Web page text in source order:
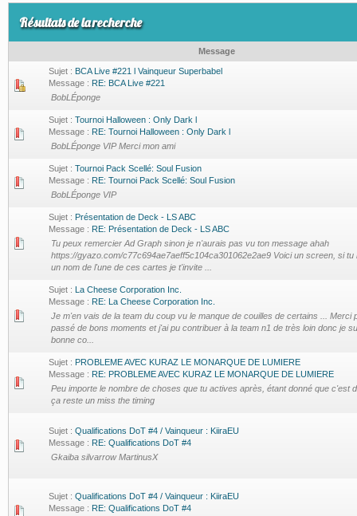
Résultats de la recherche
Message
Sujet : BCA Live #221 l Vainqueur Superbabel
Message : RE: BCA Live #221
BobLÉponge
Sujet : Tournoi Halloween : Only Dark l
Message : RE: Tournoi Halloween : Only Dark l
BobLÉponge VIP Merci mon ami
Sujet : Tournoi Pack Scellé: Soul Fusion
Message : RE: Tournoi Pack Scellé: Soul Fusion
BobLÉponge VIP
Sujet : Présentation de Deck - LS ABC
Message : RE: Présentation de Deck - LS ABC
Tu peux remercier Ad Graph sinon je n'aurais pas vu ton message ahah
https://gyazo.com/c77c694ae7aeff5c104ca301062e2ae9 Voici un screen, si tu
un nom de l'une de ces cartes je t'invite ...
Sujet : La Cheese Corporation Inc.
Message : RE: La Cheese Corporation Inc.
Je m'en vais de la team du coup vu le manque de couilles de certains ... Merci
passé de bons moments et j'ai pu contribuer à la team n1 de très loin donc je
bonne co...
Sujet : PROBLEME AVEC KURAZ LE MONARQUE DE LUMIERE
Message : RE: PROBLEME AVEC KURAZ LE MONARQUE DE LUMIERE
Peu importe le nombre de choses que tu actives après, étant donné que c'est
ça reste un miss the timing
Sujet : Qualifications DoT #4 / Vainqueur : KiiraEU
Message : RE: Qualifications DoT #4
Gkaiba silvarrow MartinusX
Sujet : Qualifications DoT #4 / Vainqueur : KiiraEU
Message : RE: Qualifications DoT #4